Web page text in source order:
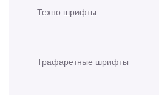
Техно шрифты
Трафаретные шрифты